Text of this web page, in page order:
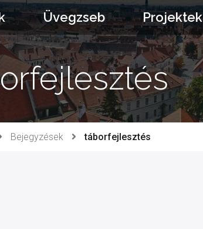
Üvegzseb Projektek
Bejegyzések táborfejlesztés